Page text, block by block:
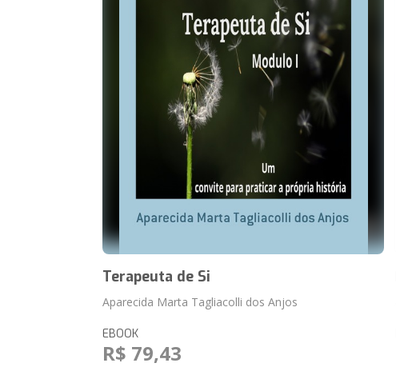
Terapeuta de Si
Aparecida Marta Tagliacolli dos Anjos
EBOOK
R$ 79,43